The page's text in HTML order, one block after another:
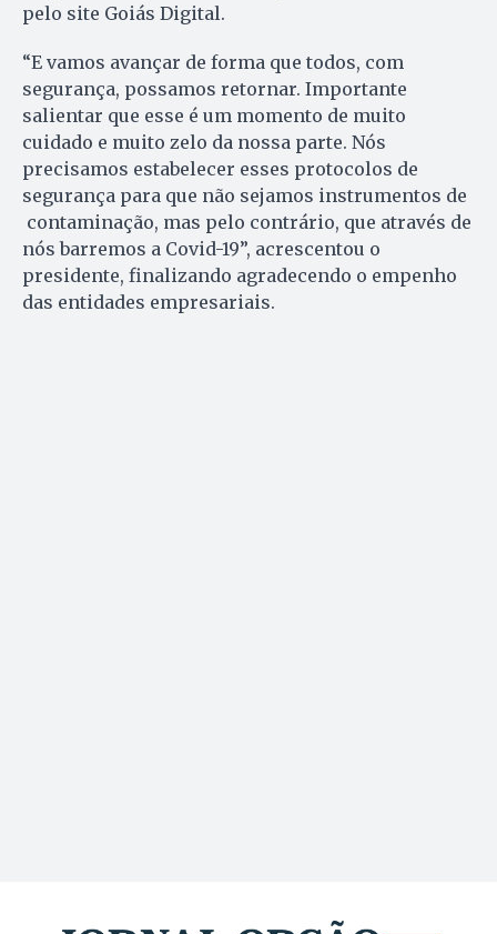
pelo site Goiás Digital.
“E vamos avançar de forma que todos, com
segurança, possamos retornar. Importante
salientar que esse é um momento de muito
cuidado e muito zelo da nossa parte. Nós
precisamos estabelecer esses protocolos de
segurança para que não sejamos instrumentos de
contaminação, mas pelo contrário, que através de
nós barremos a Covid-19”, acrescentou o
presidente, finalizando agradecendo o empenho
das entidades empresariais.